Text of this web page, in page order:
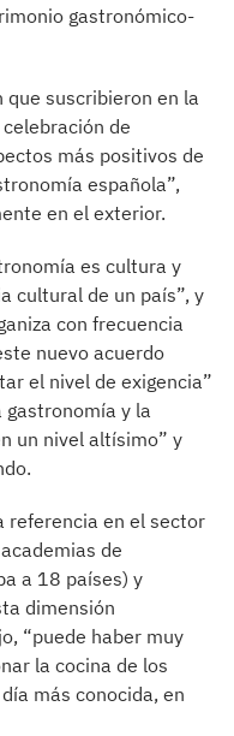
gastronómico-
que suscribieron en la
de
más positivos de
española”,
en el exterior.
es cultura y
cultural de un país”, y
con frecuencia
nuevo acuerdo
el nivel de exigencia”
gastronomía y la
un nivel altísimo” y
referencia en el sector
de
a 18 países) y
dimensión
“puede haber muy
la cocina de los
más conocida, en